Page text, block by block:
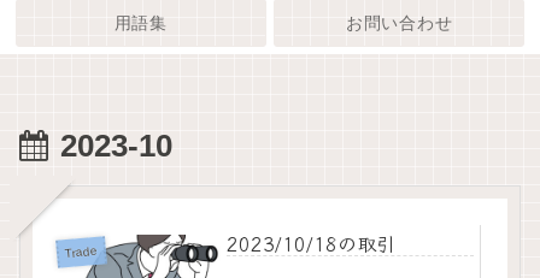
用語集 お問い合わせ
2023-10
Trade 2023/10/18の取引